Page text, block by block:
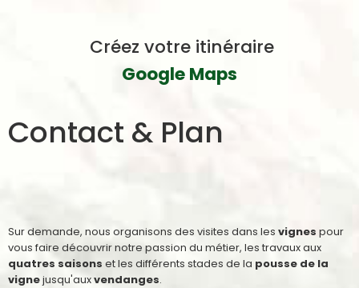
Créez votre itinéraire
Google Maps
Contact & Plan
Sur demande, nous organisons des visites dans les vignes pour
vous faire découvrir notre passion du métier, les travaux aux
quatres saisons et les différents stades de la pousse de la
vignejusqu'auxvendanges.